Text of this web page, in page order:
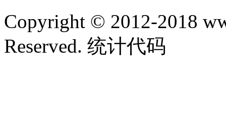
Copyright © 2012-2018
Reserved. 统计代码